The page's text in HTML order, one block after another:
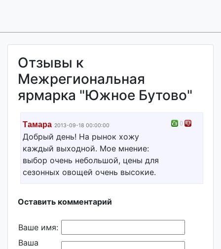
Отзывы к
Межрегиональная
ярмарка "Южное Бутово"
Тамара 2013-09-18 00:00:00
Добрый день! На рынок хожу
каждый выходной. Мое мнение:
выбор очень небольшой, цены для
сезонных овощей очень высокие.
0
Оставить комментарий
Ваше имя:
Ваша